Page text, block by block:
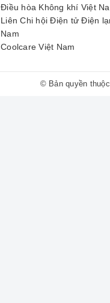
Tiêu chuẩn
---
Chúng tôi cam kết
Điều hòa Không khí Việt
Liên Chi hội Điện tử Điện
Nam
Coolcare Việt Nam
© Bản quyền